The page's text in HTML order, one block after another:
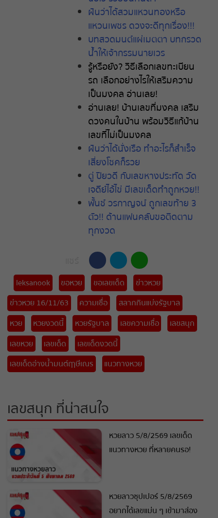
ฝันว่าได้สวมแหวนทองหรือ
แหวนเพชร ดวงจะดีทุกเรื่อง!!!
บทสวดมนต์แผ่เมตตา บทกรวด
น้ำให้เจ้ากรรมนายเวร
รู้หรือยัง?วิธีเลือกเลขทะเบียน
รถ เลือกอย่างไรให้เสริมความ
เป็นมงคล อ่านเลย!
อ่านเลย! บ้านเลขที่มงคล เสริม
ดวงคนในบ้าน พร้อมวิธีแก้บ้าน
เลขที่ไม่เป็นมงคล
ฝันว่าได้นั่งเรือ ทำอะไรก็สำเร็จ
เสี่ยงโชคก็รวย
ตู่ ปิยวดี กับเลขหางประทัด วัด
เจดีย์ไอ้ไข่ มีเลขเด็ดทำถูกหวย!!
พั้นช์ วรกาญจน์ ถูกเลขท้าย 3
ตัว!! ด้านแฟนคลับขอติดตาม
ทุกงวด
leksanook ขอหวย ขอเลขเด็ด
ข่าวหวย
ข่าวหวย 16/11/63
ความเชื่อ
สลากกินแบ่งรัฐบาล
หวย
หวยงวดนี้ หวยรัฐบาล เลขความเชื่อ
เลขสนุก
เลขหวย
เลขเด็ด
เลขเด็ดงวดนี้
เลขเด็ดอ่างน้ำมนต์ฤาษีเณร
แนวทางหวย
เลขสนุก ที่น่าสนใจ
หวยลาว 5/8/2569 เลขเด็ด
แนวทางหวย ที่หลายคนรอ!
หวยลาวซุปเปอร์ 5/8/2569
อยากได้เลขแม่น ๆ เข้ามาส่อง